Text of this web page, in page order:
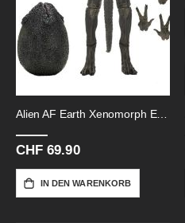
Alien AF Earth Xenomorph Earth-18cm
CHF 69.90
IN DEN WARENKORB